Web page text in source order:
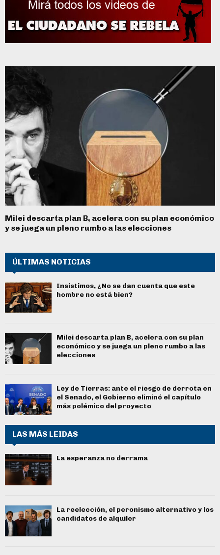
Milei descarta plan B, acelera con su plan económico
y se juega un pleno rumbo a las elecciones
ÚLTIMAS NOTICIAS
Insistimos, ¿No se dan cuenta que este
hombre no está bien?
Milei descarta plan B, acelera con su plan
económico y se juega un pleno rumbo a las
elecciones
Ley de Tierras: ante el riesgo de derrota en
el Senado, el Gobierno eliminó el capítulo
más polémico del proyecto
LAS MÁS LEIDAS
La esperanza no derrama
La reelección, el peronismo alternativo y los
candidatos de alquiler